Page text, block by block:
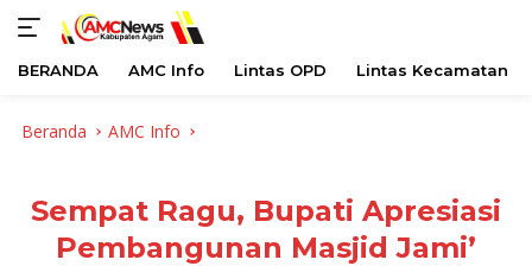
BERANDA AMC Info Lintas OPD Lintas Kecamatan
Beranda AMC Info
Sempat Ragu, Bupati Apresiasi
Pembangunan Masjid Jami’